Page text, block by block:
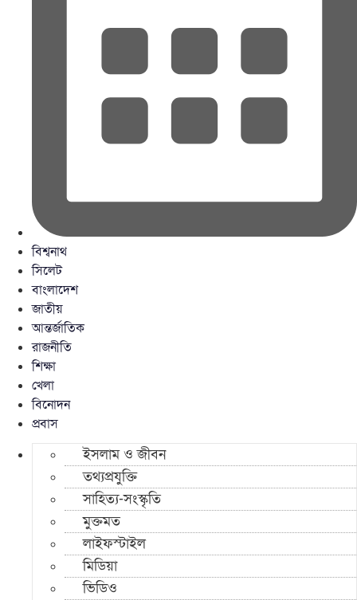
বিশ্বনাথ
সিলেট
বাংলাদেশ
জাতীয়
আন্তর্জাতিক
রাজনীতি
শিক্ষা
খেলা
বিনোদন
প্রবাস
ইসলাম ও জীবন
তথ্যপ্রযুক্তি
সাহিত্য-সংস্কৃতি
মুক্তমত
লাইফস্টাইল
মিডিয়া
ভিডিও